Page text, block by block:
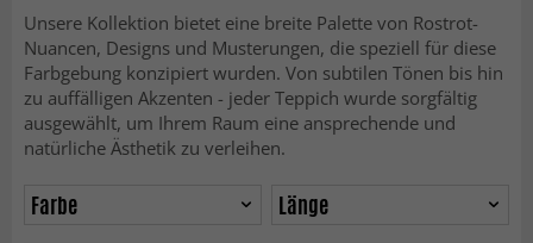
Unsere Kollektion bietet eine breite Palette von Rostrot-
Nuancen, Designs und Musterungen, die speziell für diese
Farbgebung konzipiert wurden. Von subtilen Tönen bis hin
zu auffälligen Akzenten - jeder Teppich wurde sorgfältig
ausgewählt, um Ihrem Raum eine ansprechende und
natürliche Ästhetik zu verleihen.
Farbe
Länge